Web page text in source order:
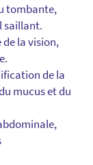
tombante,
saillant.
la vision,
de la
mucus et du